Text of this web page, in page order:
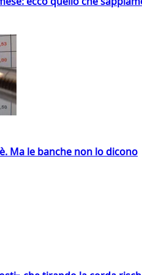
Ma le banche non lo dicono